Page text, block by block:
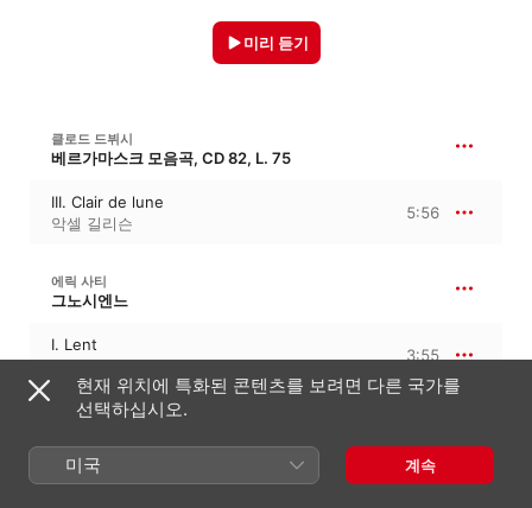
미리 듣기
클로드 드뷔시
베르가마스크 모음곡, CD 82, L. 75
III. Clair de lune
악셀 길리슨
5:56
에릭 사티
그노시엔느
I. Lent
악셀 길리슨
3:55
프레데리크 쇼팽
야상곡 2번 내림마장조, B. 54/2, Op. 9/2
No. 2, Andante in E-Flat Major
현재 위치에 특화된 콘텐츠를 보려면 다른 국가를
선택하십시오.
미국 계속